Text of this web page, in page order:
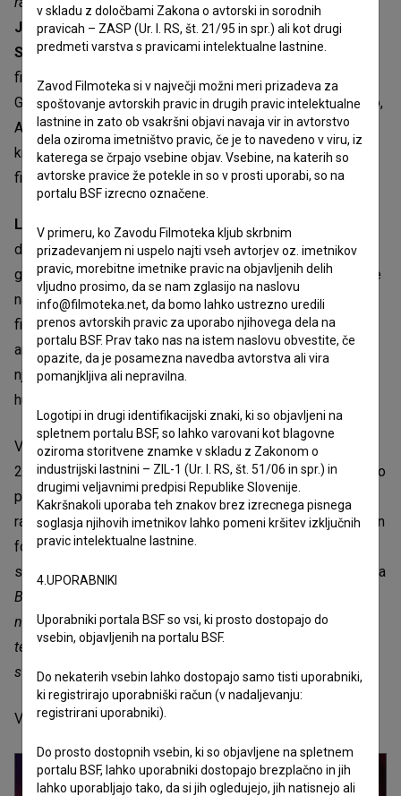
Jožko Rutar inDavid Cejiz produkcijske hiše
Staragara.IT (Italija)inRTV Slovenija. Film je nastal s
finančno podporo Slovenskega filmskega centra, MIC -
Generalnega direktorata za film in avdiovizualno produkcijo,
Avdio-vizualnega regijskega sklada Furlanije-Julijske
krajine, Ustvarjalne Evrope MEDIA in Re-Act. Distributer
filma je Miyu.
Leo Černic
je slovensko-italijanski filmski ustvarjalec,
diplomiran filmski in televizijski režiser. Po Akademiji za
gledališče, radio, film in televizijo v Ljubljani je svoje znanje
nadgradil v polju animacije z diplomo v Eksperimentalnem
filmskem centru v Torinu. Deluje kot neodvisni avtor
animiranih filmov, posvečen čudaškim, navihanim likom in
njihovim ranljivostim ter ustvarja zgodbe, ki prepletajo
humor, toplino in absurd.
V letošnji tekmovalni program kratkih filmov se je uvrstilo
21 filmov iz 20 držav. Letošnji program zaznamuje zanimivo
prepletanje magije in upora, saj filmski ustvarjalci
raziskujejo, kako se posamezniki z domišljijo, intimnostjo in
formalno drznostjo upirajo vsiljenim vlogam, togim
sistemom in zgodovinski teži. Kot ugotavlja vodja programa
Berlinale Shorts
neomajni upor protagonistov se izkaže za ponavljajočo se
temo letošnje izdaje. Zanimivo je tudi, da številni filmi v
svoje zgodbe vključujejo čarobne moči.«
Vir: Slovenski filmski center
v skladu z določbami Zakona o avtorski in sorodnih
pravicah – ZASP (Ur. l. RS, št. 21/95 in spr.) ali kot drugi
predmeti varstva s pravicami intelektualne lastnine.
Zavod Filmoteka si v največji možni meri prizadeva za
spoštovanje avtorskih pravic in drugih pravic intelektualne
lastnine in zato ob vsakršni objavi navaja vir in avtorstvo
dela oziroma imetništvo pravic, če je to navedeno v viru, iz
katerega se črpajo vsebine objav. Vsebine, na katerih so
avtorske pravice že potekle in so v prosti uporabi, so na
portalu BSF izrecno označene.
V primeru, ko Zavodu Filmoteka kljub skrbnim
prizadevanjem ni uspelo najti vseh avtorjev oz. imetnikov
pravic, morebitne imetnike pravic na objavljenih delih
vljudno prosimo, da se nam zglasijo na naslovu
info@filmoteka.net, da bomo lahko ustrezno uredili
prenos avtorskih pravic za uporabo njihovega dela na
portalu BSF. Prav tako nas na istem naslovu obvestite, če
opazite, da je posamezna navedba avtorstva ali vira
pomanjkljiva ali nepravilna.
Logotipi in drugi identifikacijski znaki, ki so objavljeni na
spletnem portalu BSF, so lahko varovani kot blagovne
oziroma storitvene znamke v skladu z Zakonom o
industrijski lastnini – ZIL-1 (Ur. l. RS, št. 51/06 in spr.) in
drugimi veljavnimi predpisi Republike Slovenije.
Kakršnakoli uporaba teh znakov brez izrecnega pisnega
soglasja njihovih imetnikov lahko pomeni kršitev izključnih
pravic intelektualne lastnine.
4.UPORABNIKI
Uporabniki portala BSF so vsi, ki prosto dostopajo do
vsebin, objavljenih na portalu BSF.
Do nekaterih vsebin lahko dostopajo samo tisti uporabniki,
ki registrirajo uporabniški račun (v nadaljevanju:
registrirani uporabniki).
Do prosto dostopnih vsebin, ki so objavljene na spletnem
portalu BSF, lahko uporabniki dostopajo brezplačno in jih
lahko uporabljajo tako, da si jih ogledujejo, jih natisnejo ali